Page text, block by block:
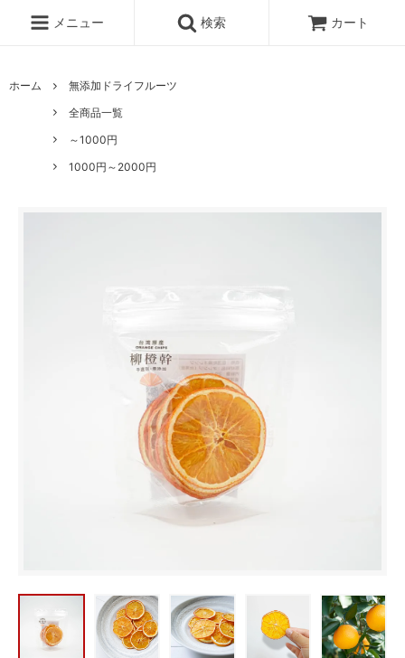
メニュー 検索 カート
ホーム
無添加ドライフルーツ
全商品一覧
～1000円
1000円～2000円